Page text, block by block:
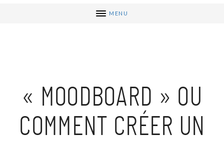
MENU
« MOODBOARD » OU
COMMENT CRÉER UN